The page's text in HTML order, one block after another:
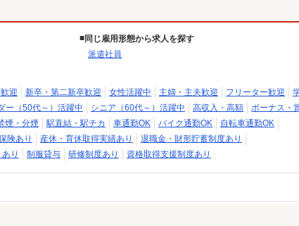
同じ雇用形態から求人を探す
派遣社員
迎 新卒・第二新卒歓迎 女性活躍中 主婦・主夫歓迎 フリーター歓迎
ー（50代～）活躍中 シニア（60代～）活躍中 高収入・高額
ボーナス・
煙・分煙 駅直結・駅チカ 車通勤OK バイク通勤OK
自転車通勤OK
険あり 産休・育休取得実績あり
退職金・財形貯蓄制度あり
り
制服貸与 研修制度あり 資格取得支援制度あり